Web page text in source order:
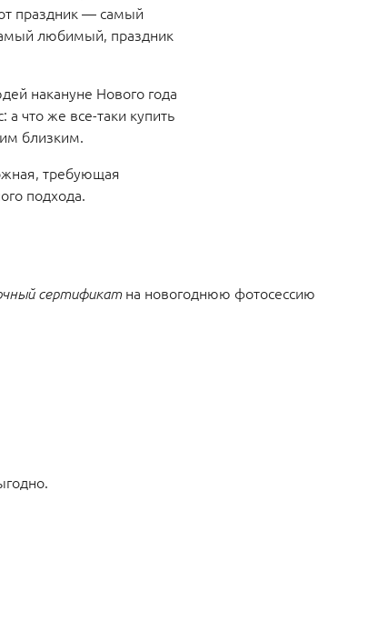
праздник — самый
любимый, праздник
накануне Нового года
а что же все-таки купить
близким.
требующая
подхода.
сертификатна новогоднюю фотосессию